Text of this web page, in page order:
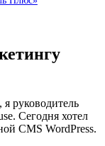
руководитель
Сегодня хотел
CMS WordPress.